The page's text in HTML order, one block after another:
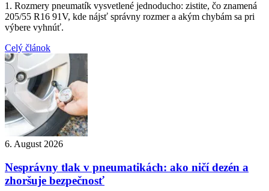
1. Rozmery pneumatík vysvetlené jednoducho: zistite, čo znamená
205/55 R16 91V, kde nájsť správny rozmer a akým chybám sa pri
výbere vyhnúť.
Celý článok
6. August 2026
Nesprávny tlak v pneumatikách: ako ničí dezén a
zhoršuje bezpečnosť